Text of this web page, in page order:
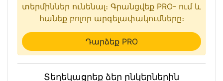
տերմիններ ունենալ։ Գրանցվեք PRO- ում և
հանեք բոլոր արգելափակումները։
Դարձեք PRO
Տեղեկացրեք ձեր ընկերներին